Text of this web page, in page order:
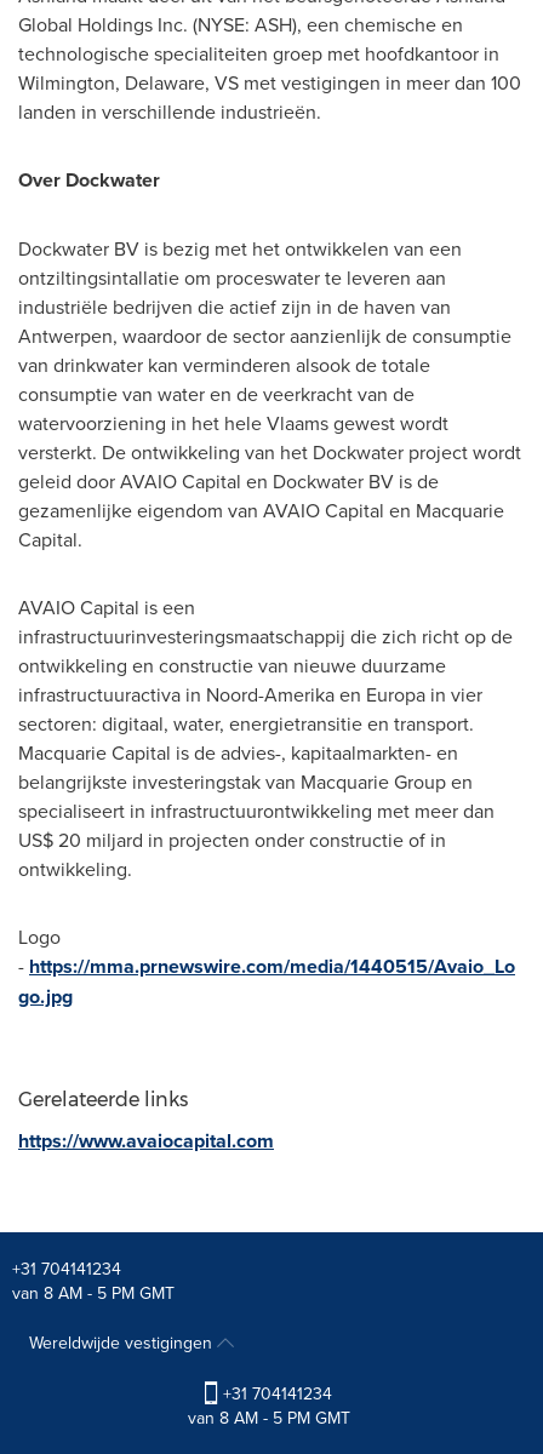
Global Holdings Inc. (NYSE: ASH), een chemische en
technologische specialiteiten groep met hoofdkantoor in
Wilmington, Delaware, VS met vestigingen in meer dan 100
landen in verschillende industrieën.
Over Dockwater
Dockwater BV is bezig met het ontwikkelen van een
ontziltingsintallatie om proceswater te leveren aan
industriële bedrijven die actief zijn in de haven van
Antwerpen, waardoor de sector aanzienlijk de consumptie
van drinkwater kan verminderen alsook de totale
consumptie van water en de veerkracht van de
watervoorziening in het hele Vlaams gewest wordt
versterkt. De ontwikkeling van het Dockwater project wordt
geleid door AVAIO Capital en Dockwater BV is de
gezamenlijke eigendom van AVAIO Capital en Macquarie
Capital.
AVAIO Capital is een
infrastructuurinvesteringsmaatschappij die zich richt op de
ontwikkeling en constructie van nieuwe duurzame
infrastructuuractiva in Noord-Amerika en Europa in vier
sectoren: digitaal, water, energietransitie en transport.
Macquarie Capital is de advies-, kapitaalmarkten- en
belangrijkste investeringstak van Macquarie Group en
specialiseert in infrastructuurontwikkeling met meer dan
US$ 20 miljard in projecten onder constructie of in
ontwikkeling.
Logo
- https://mma.prnewswire.com/media/1440515/Avaio_Lo
go.jpg
Gerelateerde links
https://www.avaiocapital.com
+31 704141234
van 8 AM - 5 PM GMT
Wereldwijde vestigingen
+31 704141234
van 8 AM - 5 PM GMT